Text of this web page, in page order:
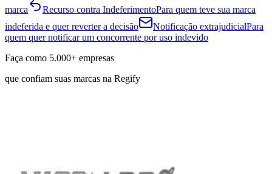
marca
Recurso contra IndeferimentoPara quem teve sua marca
indeferida e quer reverter a decisão
Notificação extrajudicialPara
quem quer notificar um concorrente por uso indevido
Faça como 5.000+ empresas
que confiam suas marcas na Regify